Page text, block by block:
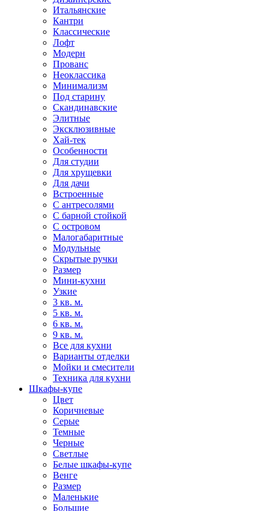
Итальянские
Кантри
Классические
Лофт
Модерн
Прованс
Неоклассика
Минимализм
Под старину
Скандинавские
Элитные
Эксклюзивные
Хай-тек
Особенности
Для студии
Для хрущевки
Для дачи
Встроенные
С антресолями
С барной стойкой
С островом
Малогабаритные
Модульные
Скрытые ручки
Размер
Мини-кухни
Узкие
3 кв. м.
5 кв. м.
6 кв. м.
9 кв. м.
Все для кухни
Варианты отделки
Мойки и смесители
Техника для кухни
Шкафы-купе
Цвет
Коричневые
Серые
Темные
Черные
Светлые
Белые шкафы-купе
Венге
Размер
Маленькие
Большие